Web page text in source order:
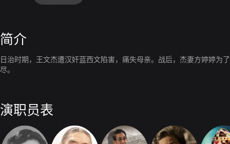
简介
日治时期，王文杰遭汉奸蓝西文陷害，痛失母亲。战后，杰妻方婷婷
尽。
演职员表